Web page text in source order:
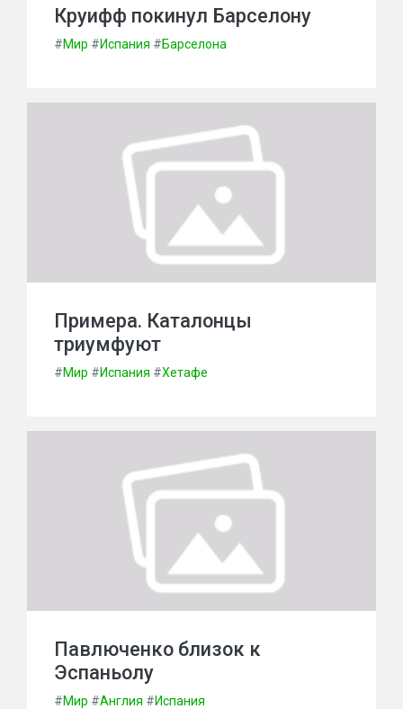
Круифф покинул Барселону
#Мир #Испания #Барселона
Примера. Каталонцы
триумфуют
#Мир #Испания #Хетафе
Павлюченко близок к
Эспаньолу
#Мир #Англия #Испания